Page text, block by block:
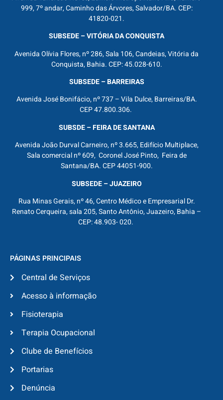
999, 7º andar, Caminho das Árvores, Salvador/BA. CEP:
41820-021.
SUBSEDE – VITÓRIA DA CONQUISTA
Avenida Olívia Flores, nº 286, Sala 106, Candeias, Vitória da
Conquista, Bahia. CEP: 45.028-610.
SUBSEDE – BARREIRAS
Avenida José Bonifácio, nº 737 – Vila Dulce, Barreiras/BA.
CEP 47.800.306.
SUBSDE – FEIRA DE SANTANA
Avenida João Durval Carneiro, nº 3.665, Edifício Multiplace,
Sala comercial nº 609, Coronel José Pinto, Feira de
Santana/BA. CEP 44051-900.
SUBSEDE – JUAZEIRO
Rua Minas Gerais, nº 46, Centro Médico e Empresarial Dr.
Renato Cerqueira, sala 205, Santo Antônio, Juazeiro, Bahia –
CEP: 48.903- 020.
PÁGINAS PRINCIPAIS
Central de Serviços
Acesso à informação
Fisioterapia
Terapia Ocupacional
Clube de Benefícios
Portarias
Denúncia